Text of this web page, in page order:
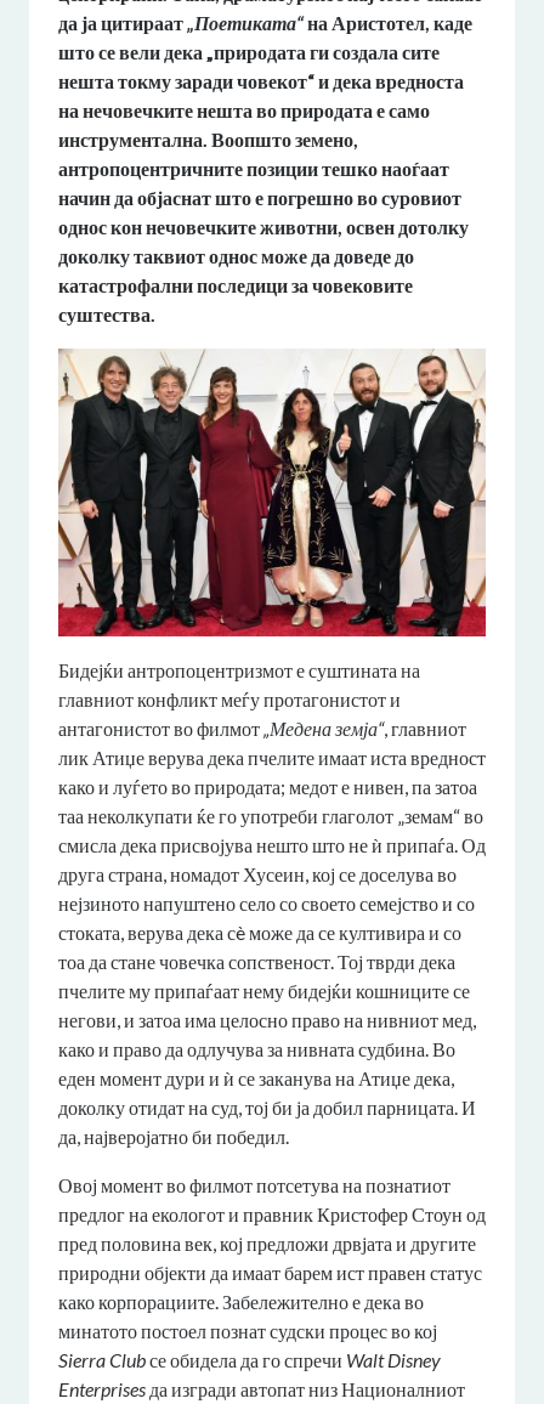
да ја цитираат„Поетиката“на Аристотел, каде
што се вели дека „природата ги создала сите
нешта токму заради човекот“ и дека вредноста
на нечовечките нешта во природата е само
инструментална. Воопшто земено,
антропоцентричните позиции тешко наоѓаат
начин да објаснат што е погрешно во суровиот
однос кон нечовечките животни, освен дотолку
доколку таквиот однос може да доведе до
катастрофални последици за човековите
суштества.
Бидејќи антропоцентризмот е суштината на
главниот конфликт меѓу протагонистот и
антагонистот во филмот„Медена земја“, главниот
лик Атиџе верува дека пчелите имаат иста вредност
како и луѓето во природата; медот е нивен, па затоа
таа неколкупати ќе го употреби глаголот „земам“ во
смисла дека присвојува нешто што не ѝ припаѓа. Од
друга страна, номадот Хусеин, кој се доселува во
нејзиното напуштено село со своето семејство и со
стоката, верува дека сè може да се култивира и со
тоа да стане човечка сопственост. Тој тврди дека
пчелите му припаѓаат нему бидејќи кошниците се
негови, и затоа има целосно право на нивниот мед,
како и право да одлучува за нивната судбина. Во
еден момент дури и ѝ се заканува на Атиџе дека,
доколку отидат на суд, тој би ја добил парницата. И
да, најверојатно би победил.
Овој момент во филмот потсетува на познатиот
предлог на екологот и правник Кристофер Стоун од
пред половина век, кој предложи дрвјата и другите
природни објекти да имаат барем ист правен статус
како корпорациите. Забележително е дека во
минатото постоел познат судски процес во кој
Sierra Clubсе обидела да го спречи Walt Disney
Enterprises да изгради автопат низ Националниот